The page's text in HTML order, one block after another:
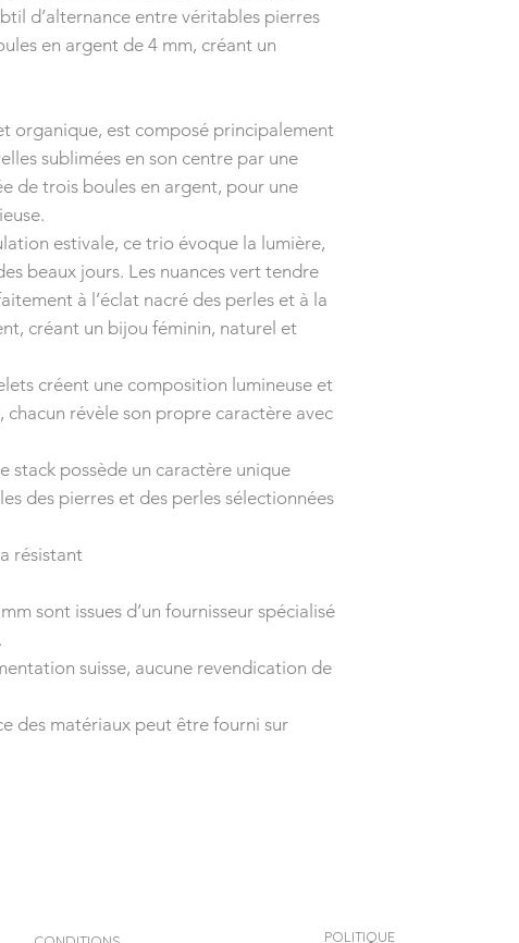
d’alternance entre véritables pierres
en argent de 4 mm, créant un
organique, est composé principalement
sublimées en son centre par une
de trois boules en argent, pour une
estivale, ce trio évoque la lumière,
beaux jours. Les nuances vert tendre
à l’éclat nacré des perles et à la
créant un bijou féminin, naturel et
créent une composition lumineuse et
chacun révèle son propre caractère avec
stack possède un caractère unique
des pierres et des perles sélectionnées
résistant
sont issues d’un fournisseur spécialisé
suisse, aucune revendication de
des matériaux peut être fourni sur
POLITIQUE